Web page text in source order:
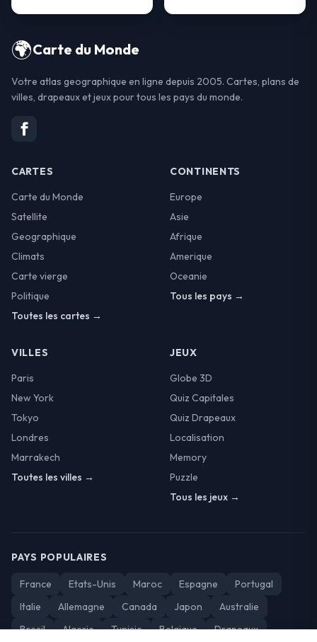
🌍Carte du Monde
Votre atlas geographique en ligne depuis 2005. Cartes, plans de
villes, drapeaux et jeux pour tous les pays du monde.
CARTES
Carte du Monde
Satellite
Geographique
Climats
Carte vierge
Politique
Toutes les cartes →
CONTINENTS
Europe
Asie
Afrique
Amerique
Oceanie
Tous les pays →
VILLES
Paris
New York
Tokyo
Londres
Marrakech
Toutes les villes →
JEUX
Globe 3D
Quiz Capitales
Quiz Drapeaux
Localisation
Memory
Puzzle
Tous les jeux →
PAYS POPULAIRES
France Etats-Unis Maroc Espagne
Portugal
Italie
Allemagne Canada Japon
Australie
Bresil
Algerie Tunisie Belgique Drapeaux